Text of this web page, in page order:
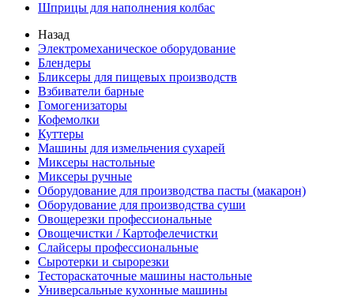
Шприцы для наполнения колбас
Назад
Электромеханическое оборудование
Блендеры
Бликсеры для пищевых производств
Взбиватели барные
Гомогенизаторы
Кофемолки
Куттеры
Машины для измельчения сухарей
Миксеры настольные
Миксеры ручные
Оборудование для производства пасты (макарон)
Оборудование для производства суши
Овощерезки профессиональные
Овощечистки / Картофелечистки
Слайсеры профессиональные
Сыротерки и сырорезки
Тестораскаточные машины настольные
Универсальные кухонные машины